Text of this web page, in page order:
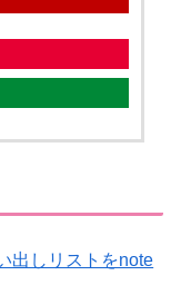
出しリストをnote